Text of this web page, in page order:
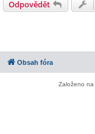
Odpovědět
Obsah fóra
Založeno na